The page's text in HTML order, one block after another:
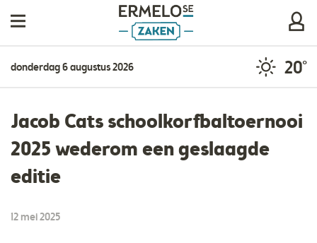
donderdag 6 augustus 2026 20°
Jacob Cats schoolkorfbaltoernooi
2025 wederom een geslaagde
editie
12 mei 2025